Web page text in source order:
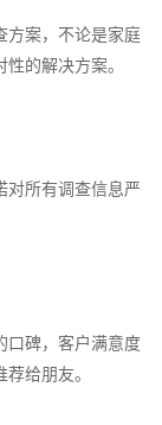
方案，不论是家庭
的解决方案。
对所有调查信息严
口碑，客户满意度
给朋友。